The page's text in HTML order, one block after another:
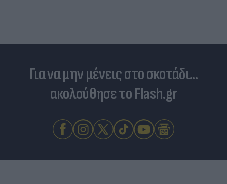
Για να μην μένεις στο σκοτάδι...
ακολούθησε το Flash.gr